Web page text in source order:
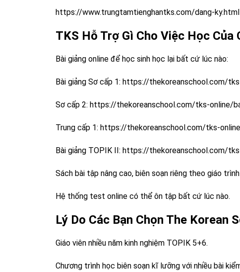
https://www.trungtamtienghantks.com/dang-ky.html
TKS Hỗ Trợ Gì Cho Việc Học Của
Bài giảng online để học sinh học lại bất cứ lúc nào:
Bài giảng Sơ cấp 1: https://thekoreanschool.com/
Sơ cấp 2: https://thekoreanschool.com/tks-online/
Trung cấp 1: https://thekoreanschool.com/tks-
Bài giảng TOPIK II: https://thekoreanschool.com/
Sách bài tập nâng cao, biên soạn riêng theo giáo
Hệ thống test online có thể ôn tập bất cứ lúc nào.
Lý Do Các Bạn Chọn The Korean
Giáo viên nhiều năm kinh nghiệm TOPIK 5+6.
Chương trình học biên soạn kĩ lưỡng với nhiều bài